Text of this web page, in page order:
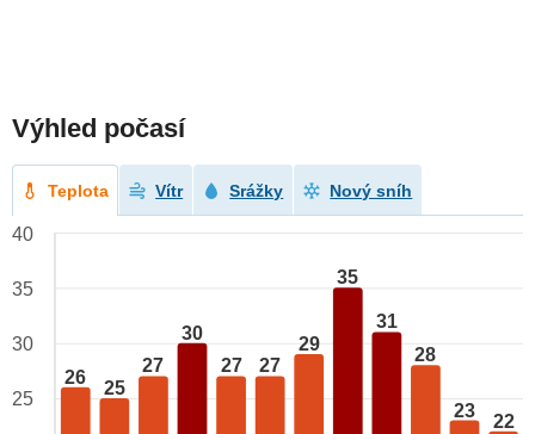
Výhled počasí
Teplota Vítr Srážky Nový sníh
26
25
27
30
27 27
29
35
31
28
23
22
40
35
30
25